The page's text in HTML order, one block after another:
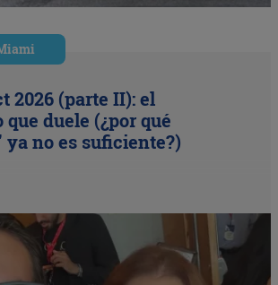
2026 (parte II): el
duele (¿por qué
ya no es suficiente?)